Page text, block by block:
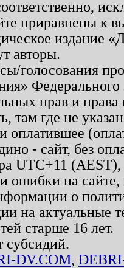
приравнены к
издание
авторы.
голосования
прав и
там где не
оплатившее
- сайт, без
UTC+11
ошибки на
о
на актуальные
старше 16 лет.
DV.COM,